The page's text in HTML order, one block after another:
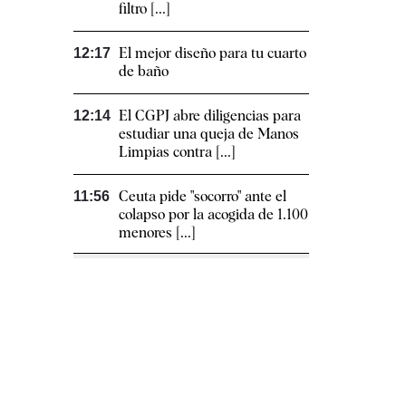
filtro [...]
12:17 El mejor diseño para tu cuarto
de baño
12:14 El CGPJ abre diligencias para
estudiar una queja de Manos
Limpias contra [...]
11:56 Ceuta pide "socorro" ante el
colapso por la acogida de 1.100
menores [...]